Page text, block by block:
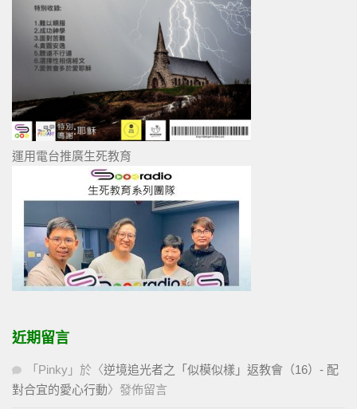
運用電台推廣生死教育
近期留言
「 Pinky 」於〈逆境追光者之「似模似樣」返教會（16）- 配
對合宜的愛心行動〉發佈留言